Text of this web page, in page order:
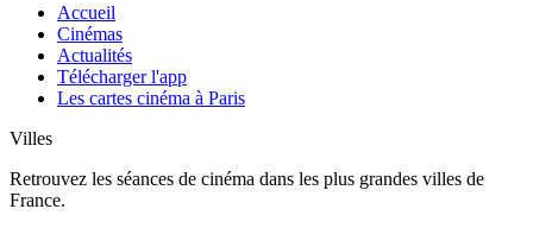
Accueil
Cinémas
Actualités
Télécharger l'app
Les cartes cinéma à Paris
Villes
Retrouvez les séances de cinéma dans les plus grandes villes de
France.